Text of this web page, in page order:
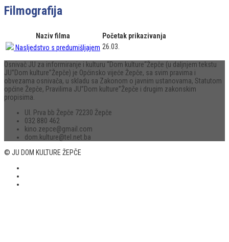
Filmografija
Naziv filma
Početak prikazivanja
Nasljedstvo s predumišljajem 26.03.
Osnivač JU za informiranje i kulturu “Dom kulture“Žepče (u daljnjem tekstu
JU”Dom kulture”Žepče) je Općinsko vijeće Žepče, sa svim pravima i
obvezama osnivača, u skladu sa Zakonom o javnim ustanovama, Statutom
općine Žepče, Pravilima JU”Dom kulture”Žepče i drugim zakonskim
propisima.
Ul. Prva bb Žepče 72230 Žepče
032 880 462
kino.zepce@gmail.com
dom.kulture@tel.net.ba
© JU DOM KULTURE ŽEPČE